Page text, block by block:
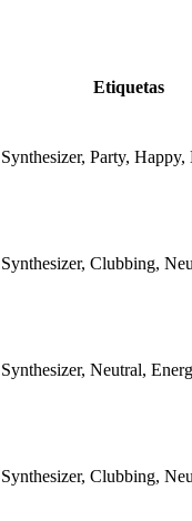
Etiquetas
Party, Happy,
Clubbing,
Neutral,
Clubbing,